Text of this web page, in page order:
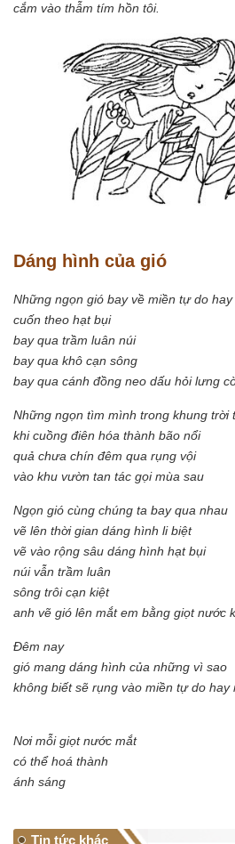
cắm vào thẫm tím hồn tôi.
Dáng hình của gió
Những ngọn gió bay về miền tự do
cuốn theo hạt bụi
bay qua trầm luân núi
bay qua khô cạn sông
bay qua cánh đồng neo dấu hỏi lưng
Những ngọn tìm mình trong khung trời
khi cuồng điên hóa thành bão nổi
quả chưa chín đêm qua rụng vội
vào khu vườn tan tác gọi mùa sau
Ngọn gió cùng chúng ta bay qua nhau
vẽ lên thời gian dáng hình li biệt
vẽ vào rộng sâu dáng hình hạt bụi
núi vẫn trầm luân
sông trôi cạn kiệt
anh vẽ gió lên mắt em bằng giọt nước
Đêm nay
gió mang dáng hình của những vì sao
không biết sẽ rụng vào miền tự do
Nơi mỗi giọt nước mắt
có thể hoá thành
ánh sáng
Tin tức khác